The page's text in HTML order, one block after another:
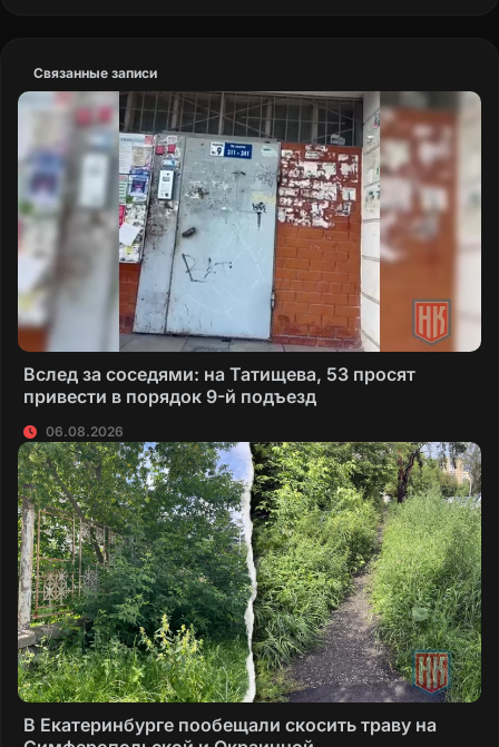
Связанные записи
Вслед за соседями: на Татищева, 53 просят
привести в порядок 9-й подъезд
06.08.2026
В Екатеринбурге пообещали скосить траву на